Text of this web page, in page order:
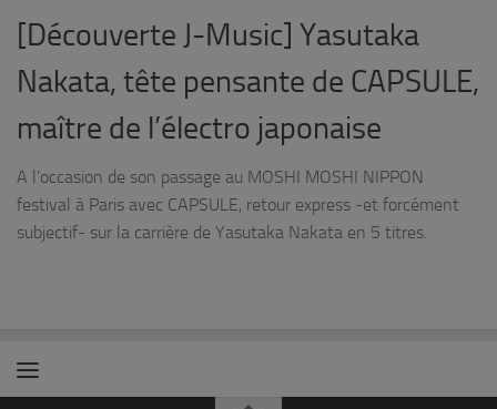
[Découverte J-Music] Yasutaka
Nakata, tête pensante de CAPSULE,
maître de l’électro japonaise
A l’occasion de son passage au MOSHI MOSHI NIPPON
festival à Paris avec CAPSULE, retour express -et forcément
subjectif- sur la carrière de Yasutaka Nakata en 5 titres.